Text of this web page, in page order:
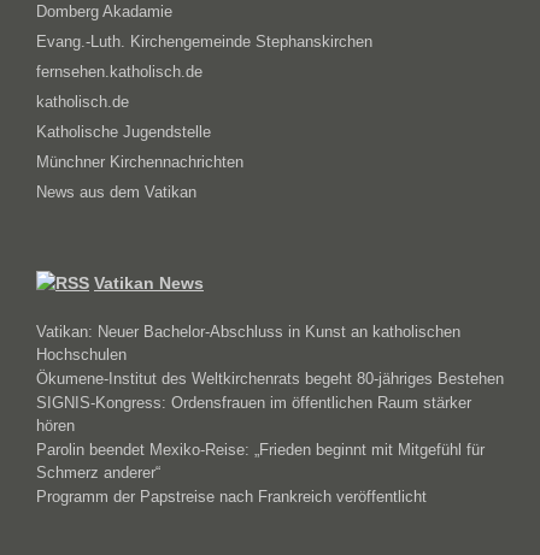
Domberg Akadamie
Evang.-Luth. Kirchengemeinde Stephanskirchen
fernsehen.katholisch.de
katholisch.de
Katholische Jugendstelle
Münchner Kirchennachrichten
News aus dem Vatikan
Vatikan News
Vatikan: Neuer Bachelor-Abschluss in Kunst an katholischen
Hochschulen
Ökumene-Institut des Weltkirchenrats begeht 80-jähriges Bestehen
SIGNIS-Kongress: Ordensfrauen im öffentlichen Raum stärker
hören
Parolin beendet Mexiko-Reise: „Frieden beginnt mit Mitgefühl für
Schmerz anderer“
Programm der Papstreise nach Frankreich veröffentlicht